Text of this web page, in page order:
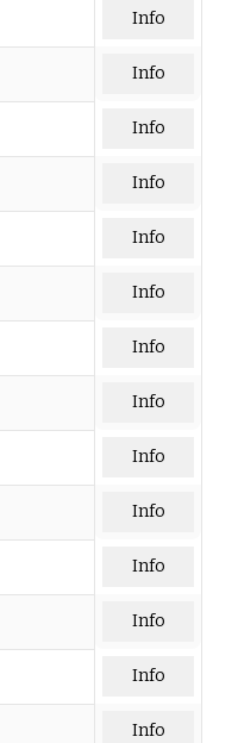
Info
Info
Info
Info
Info
Info
Info
Info
Info
Info
Info
Info
Info
Info